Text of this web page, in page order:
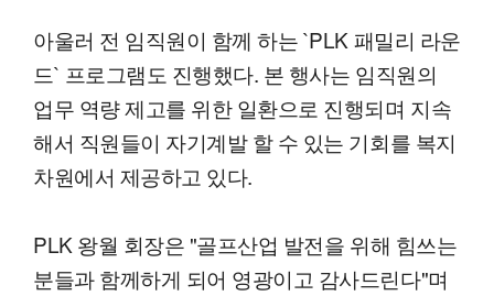
아울러 전 임직원이 함께 하는 `PLK 패밀리 라운
드` 프로그램도 진행했다. 본 행사는 임직원의
업무 역량 제고를 위한 일환으로 진행되며 지속
해서 직원들이 자기계발 할 수 있는 기회를 복지
차원에서 제공하고 있다.
PLK 왕월 회장은 "골프산업 발전을 위해 힘쓰는
분들과 함께하게 되어 영광이고 감사드린다"며